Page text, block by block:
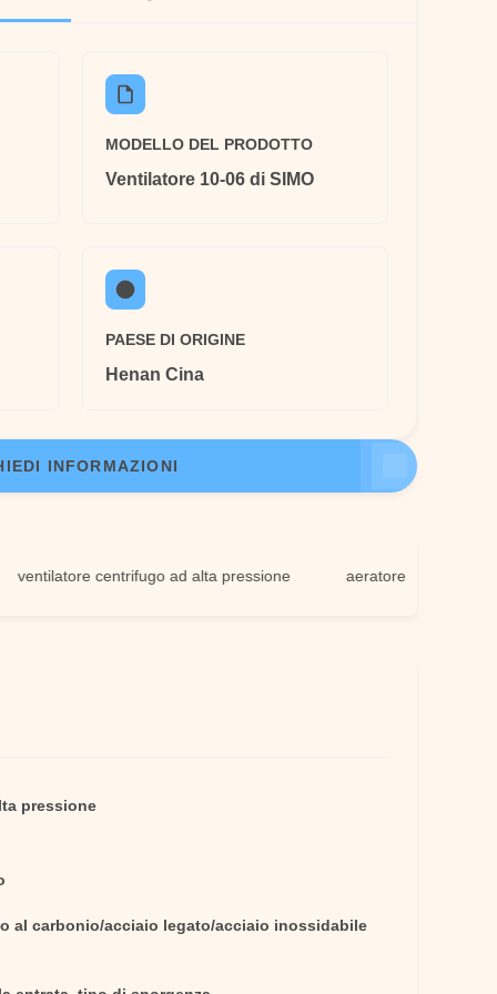
MODELLO DEL PRODOTTO
Ventilatore 10-06 di SIMO
PAESE DI ORIGINE
Henan Cina
INFORMAZIONI
centrifugo ad alta pressione aeratore industriale ad
pressione
al carbonio/acciaio legato/acciaio inossidabile